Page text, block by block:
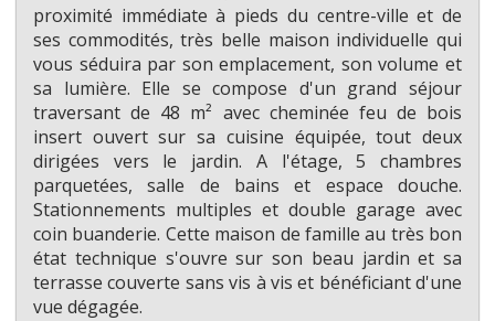
proximité immédiate à pieds du centre-ville et de
ses commodités, très belle maison individuelle qui
vous séduira par son emplacement, son volume et
sa lumière. Elle se compose d'un grand séjour
traversant de 48 m² avec cheminée feu de bois
insert ouvert sur sa cuisine équipée, tout deux
dirigées vers le jardin. A l'étage, 5 chambres
parquetées, salle de bains et espace douche.
Stationnements multiples et double garage avec
coin buanderie. Cette maison de famille au très bon
état technique s'ouvre sur son beau jardin et sa
terrasse couverte sans vis à vis et bénéficiant d'une
vue dégagée.